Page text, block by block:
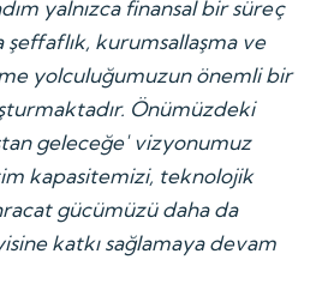
yalnızca finansal bir süreç
şeffaflık, kurumsallaşma ve
yolculuğumuzun önemli bir
Önümüzdeki
geleceğe' vizyonumuz
kapasitemizi, teknolojik
gücümüzü daha da
katkı sağlamaya devam